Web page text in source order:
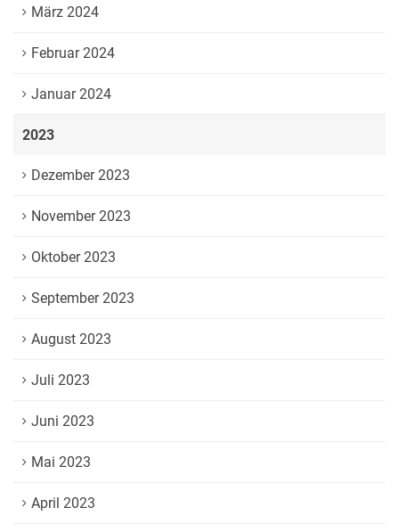
März 2024
Februar 2024
Januar 2024
2023
Dezember 2023
November 2023
Oktober 2023
September 2023
August 2023
Juli 2023
Juni 2023
Mai 2023
April 2023